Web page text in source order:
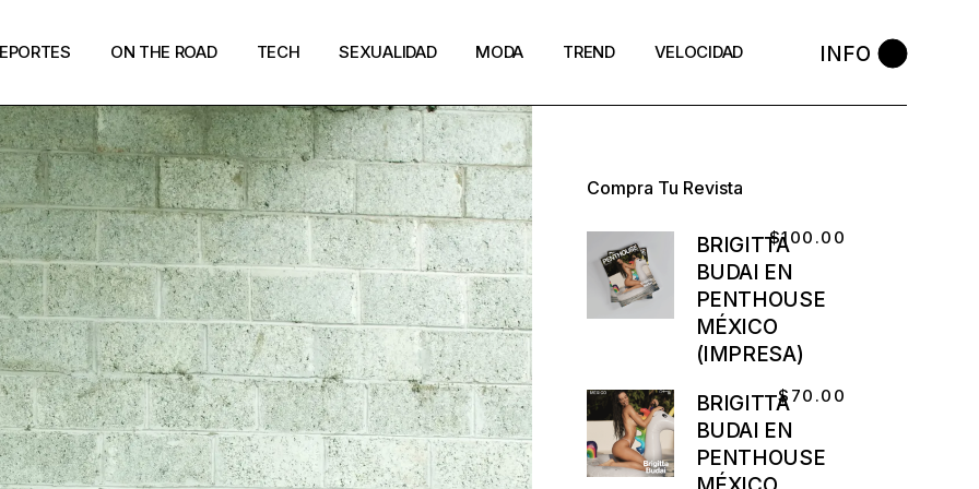
ON THE ROAD TECH SEXUALIDAD MODA TREND VELOCIDAD INFO
Compra Tu Revista
BRIGITTA
BUDAI EN
PENTHOUSE
MÉXICO
(IMPRESA)
$100.00
BRIGITTA
BUDAI EN
PENTHOUSE
$ 70.00